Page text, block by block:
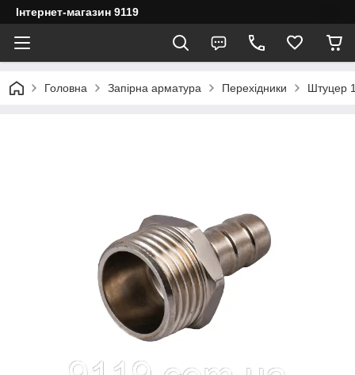
Інтернет-магазин 9119
Головна Запірна арматура Перехідники Штуцер